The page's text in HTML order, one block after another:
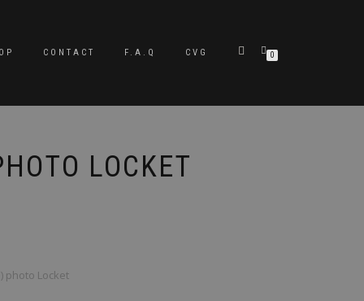
CONTACT F.A.Q CVG 0
LOCKET
photo Locket